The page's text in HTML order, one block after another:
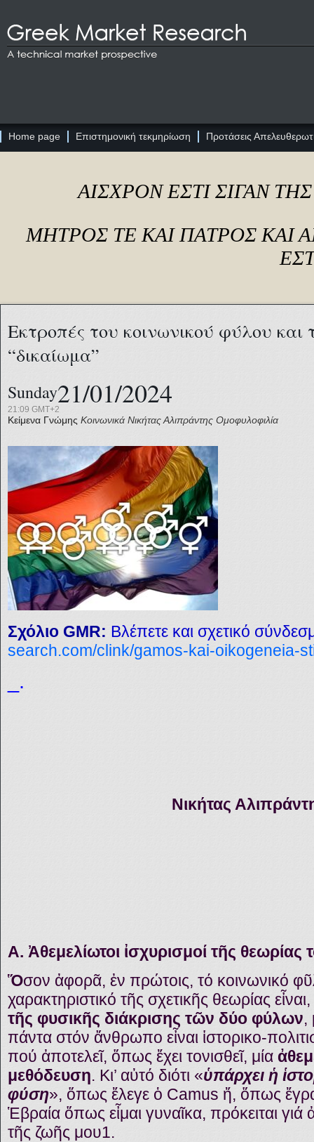
Home page Επιστημονική τεκμηρίωση Προτάσεις
ΑΙΣΧΡΟΝ ΕΣΤΙ ΣΙΓΑΝ
ΜΗΤΡΟΣ ΤΕ ΚΑΙ ΠΑΤΡΟΣ ΚΑΙ
Εκτροπές του κοινωνικού φύλου και
“δικαίωμα”
Sunday21/01/2024
21:09 GMT+2
Κείμενα Γνώμης Κοινωνικά Νικήτας Αλιπράντης Ομοφυλοφιλία
Σχόλιο GMR: Βλέπετε και σχετικό
search.com/clink/gamos-kai-oikogeneia-
_.
Νικήτας
Α. Ἀθεμελίωτοι ἰσχυρισμοί τῆς θεωρίας
Ὅσον ἀφορᾶ, ἐν πρώτοις, τό κοινωνικό
χαρακτηριστικό τῆς σχετικῆς θεωρίας
τῆς φυσικῆς διάκρισης τῶν δύο φύλων,
πάντα στόν ἄνθρωπο εἶναι ἱστορικο-
πού ἀποτελεῖ, ὅπως ἔχει τονισθεῖ, μία
μεθόδευση. Κι’ αὐτό διότι «ὑπάρχει ἡ
φύση», ὅπως ἔλεγε ὁ Camus ἤ, ὅπως
Ἑβραία ὅπως εἶμαι γυναῖκα, πρόκειται
τῆς ζωῆς μου1.